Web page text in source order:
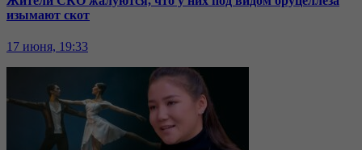
изымают скот
17 июня, 19:33